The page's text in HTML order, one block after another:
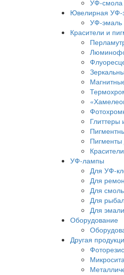
УФ-смола
Ювелирная УФ-
УФ-эмаль
Красители и
Глиттеры
УФ-лампы
Для УФ-
Для
Для
Для
Для эмали
Оборудование
Другая